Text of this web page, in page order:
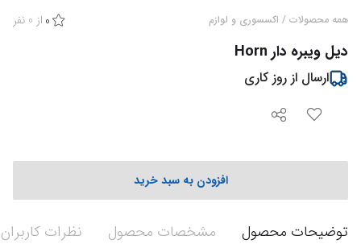
همه محصولات / اکسسوری و لوازم 0 از 0 نفر
دیل ویبره دار Horn
ارسال از روز کاری
افزودن به سبد خرید
توضیحات محصول مشخصات محصول نظرات کاربران